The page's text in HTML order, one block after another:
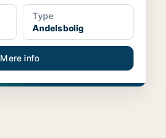
Type
Andelsbolig
Mere info